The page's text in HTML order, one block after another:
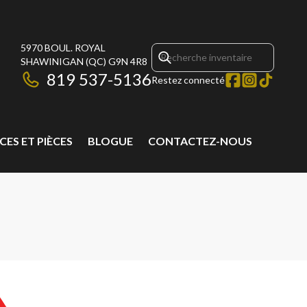
5970 BOUL. ROYAL
SHAWINIGAN (QC) G9N 4R8
819 537-5136Restez connecté
ET PIÈCES BLOGUE CONTACTEZ-NOUS